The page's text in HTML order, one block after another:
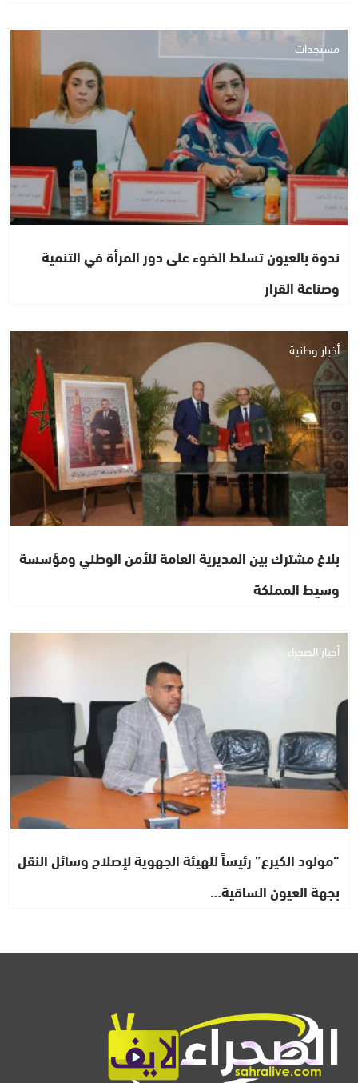
مستجدات
ندوة بالعيون تسلط الضوء على دور المرأة في التنمية
وصناعة القرار
أخبار وطنية
بلاغ مشترك بين المديرية العامة للأمن الوطني ومؤسسة
وسيط المملكة
أخبار الصحراء
“مولود الكيرع” رئيساً للهيئة الجهوية لإصلاح وسائل النقل
بجهة العيون الساقية…